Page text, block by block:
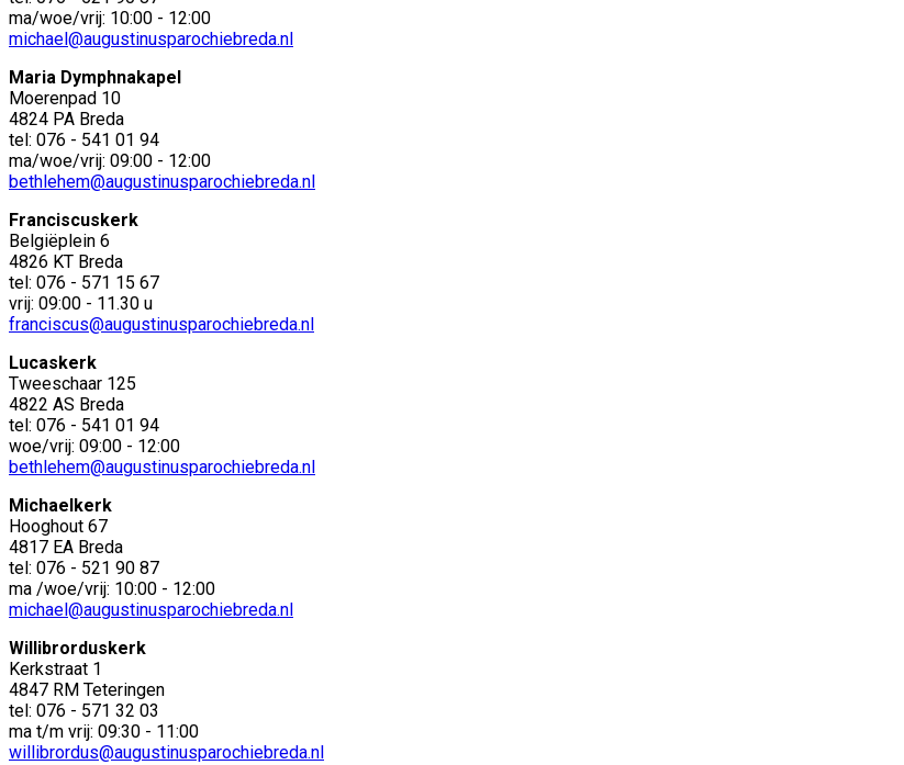
ma/woe/vrij: 10:00 - 12:00
michael@augustinusparochiebreda.nl
Maria Dymphnakapel
Moerenpad 10
4824 PA Breda
tel: 076 - 541 01 94
ma/woe/vrij: 09:00 - 12:00
bethlehem@augustinusparochiebreda.nl
Franciscuskerk
Belgiëplein 6
4826 KT Breda
tel: 076 - 571 15 67
vrij: 09:00 - 11.30 u
franciscus@augustinusparochiebreda.nl
Lucaskerk
Tweeschaar 125
4822 AS Breda
tel: 076 - 541 01 94
woe/vrij: 09:00 - 12:00
bethlehem@augustinusparochiebreda.nl
Michaelkerk
Hooghout 67
4817 EA Breda
tel: 076 - 521 90 87
ma /woe/vrij: 10:00 - 12:00
michael@augustinusparochiebreda.nl
Willibrorduskerk
Kerkstraat 1
4847 RM Teteringen
tel: 076 - 571 32 03
ma t/m vrij: 09:30 - 11:00
willibrordus@augustinusparochiebreda.nl